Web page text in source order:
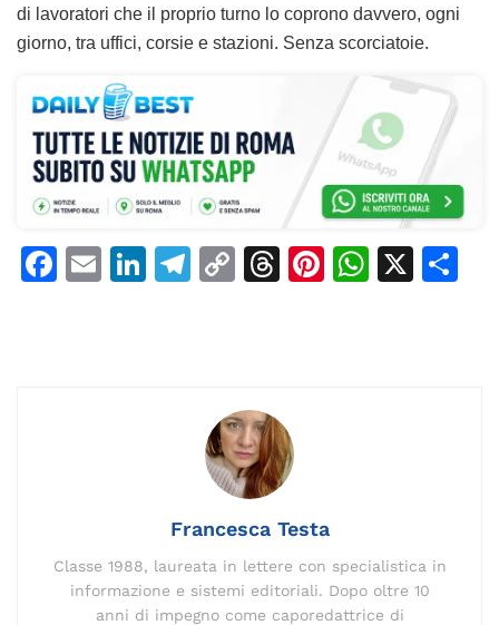
di lavoratori che il proprio turno lo coprono davvero, ogni
giorno, tra uffici, corsie e stazioni. Senza scorciatoie.
F
E
Li T
m
C
Li
n
k
T
s
Pi W X
Francesca Testa
Classe 1988, laureata in lettere con specialistica in
informazione e sistemi editoriali. Dopo oltre 10
anni di impegno come caporedattrice di